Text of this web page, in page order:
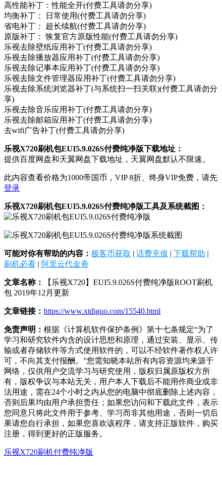
高性能补丁：性能全开(付费工具请勿分享)
均衡补丁： 日常使用(付费工具请勿分享)
省电补丁： 超长续航(付费工具请勿分享)
原版补丁： 恢复官方原版性能(付费工具请勿分享)
乐视去除壁纸应用补丁(付费工具请勿分享)
乐视去除播放器应用补丁(付费工具请勿分享)
乐视去除记事本应用补丁(付费工具请勿分享)
乐视去除文件管理器应用补丁(付费工具请勿分享)
乐视去除系统浏览器补丁(与系统扫一扫关联)(付费工具请勿分
享)
乐视去除音乐应用补丁(付费工具请勿分享)
乐视去除邮箱应用补丁(付费工具请勿分享)
去wifi广告补丁(付费工具请勿分享)
乐视X720刷机包EUI5.9.026S付费纯净版下载地址：
提供百度网盘和天翼网盘下载地址，天翼网盘默认不限速。
此内容查看价格为1000帝国币，VIP 8折、终身VIP免费，请先
登录
乐视X720刷机包EUI5.9.026S付费纯净版工具及系统截图：
可能对你有帮助的内容： 极客币获取 | 话费充值 | 下载帮助 |
刷机必看 | 阿里云代金券
文章名称：
【乐视X720】EUI5.9.026S付费纯净版ROOT刷机
包 2019年12月更新
文章链接： https://www.xtdiguo.com/15540.html
免责声明： 根据《计算机软件保护条例》第十七条规定“为了
学习和研究软件内含的设计思想和原理，通过安装、显示、传
输或者存储软件等方式使用软件的，可以不经软件著作权人许
可，不向其支付报酬。”您需知晓本站所有内容资源均来源于
网络，仅供用户交流学习与研究使用，版权归属原版权方所
有，版权争议与本站无关，用户本人下载后不能用作商业或非
法用途，需在24个小时之内从您的电脑中彻底删除上述内容，
否则后果均由用户承担责任；如果您访问和下载此文件，表示
您同意只将此文件用于参考、学习而非其他用途，否则一切后
果请您自行承担，如果您喜欢该程序，请支持正版软件，购买
注册，得到更好的正版服务。
乐视X720刷机付费纯净版